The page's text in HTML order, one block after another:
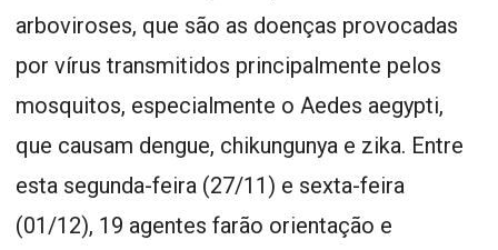
arboviroses, que são as doenças provocadas
por vírus transmitidos principalmente pelos
mosquitos, especialmente o Aedes aegypti,
que causam dengue, chikungunya e zika. Entre
esta segunda-feira (27/11) e sexta-feira
(01/12), 19 agentes farão orientação e